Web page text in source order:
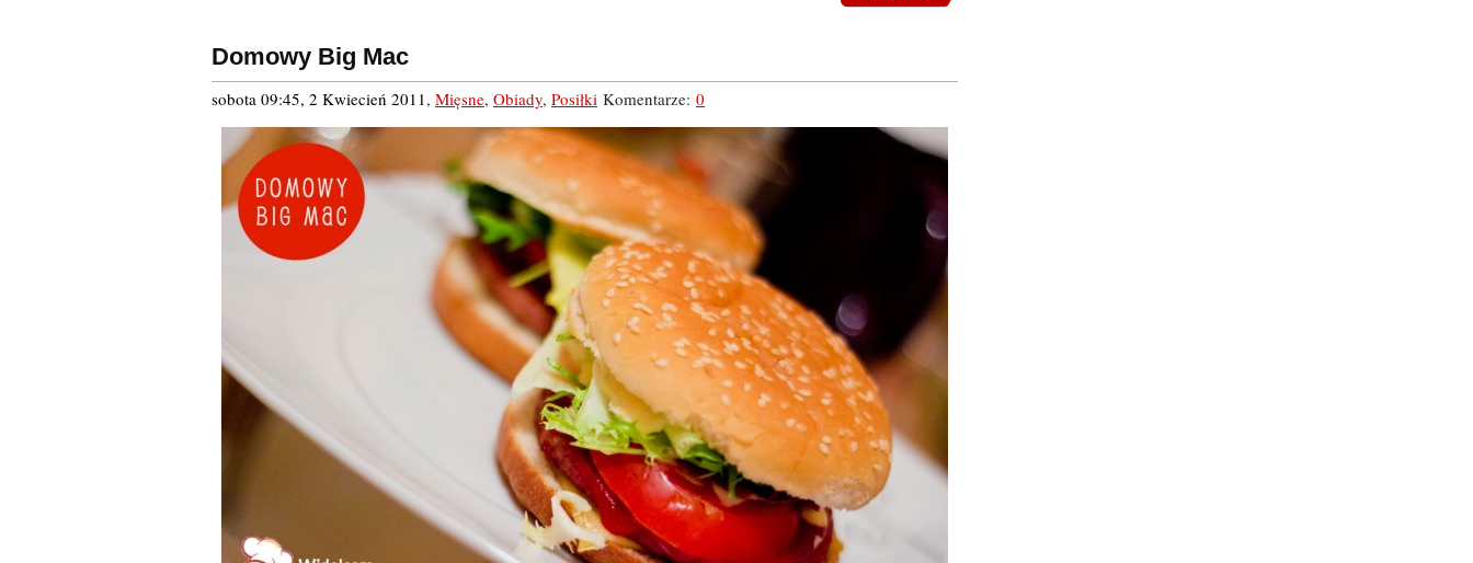
Domowy Big Mac
sobota 09:45, 2 Kwiecień 2011, Mięsne, Obiady, Posiłki Komentarze: 0